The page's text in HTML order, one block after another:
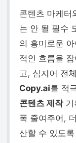
콘텐츠 마케터
는 안 될 필수
의 흥미로운
적인 흐름을
고, 심지어 전
Copy.ai를 적
콘텐츠 제작기
폭 줄여주어,
산할 수 있도